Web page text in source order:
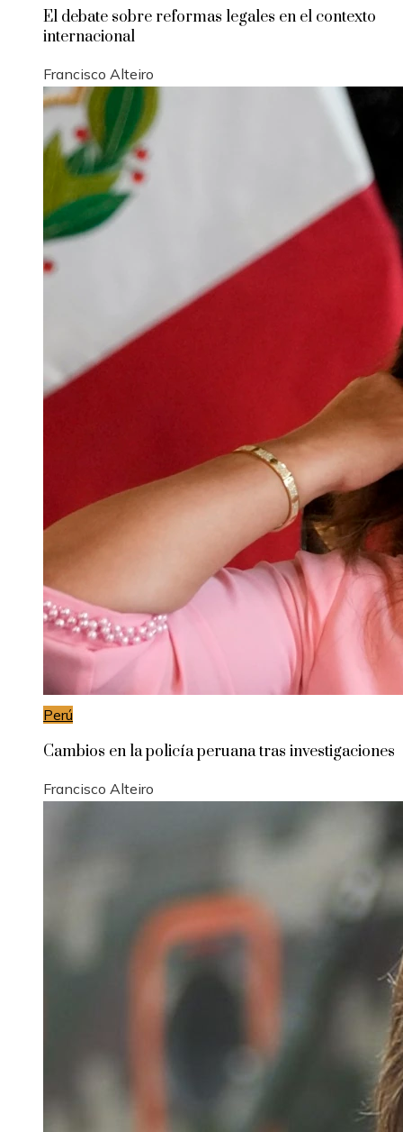
El debate sobre reformas legales en el contexto
internacional
Francisco Alteiro
Perú
Cambios en la policía peruana tras investigaciones
Francisco Alteiro